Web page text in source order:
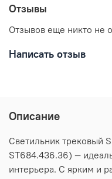
Отзывы
Отзывов еще никто не
Написать отзыв
Описание
Светильник трековый
ST684.436.36) —
интерьера. С ярким и